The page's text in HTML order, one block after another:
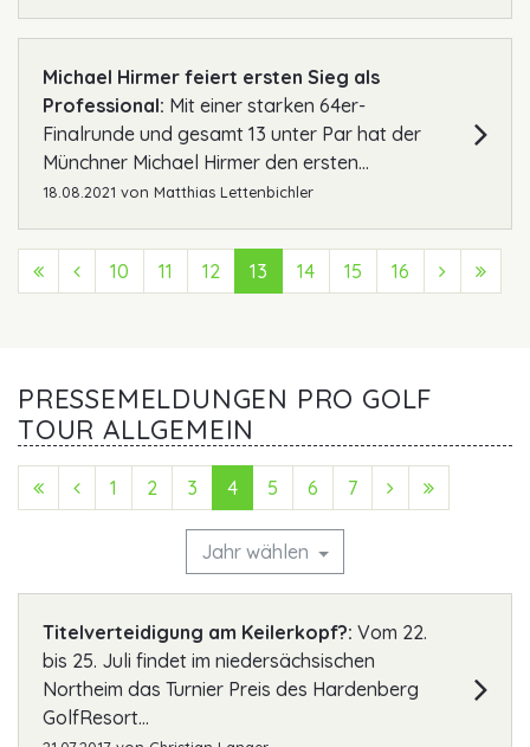
Michael Hirmer feiert ersten Sieg als
Professional: Mit einer starken 64er-
Finalrunde und gesamt 13 unter Par hat der
Münchner Michael Hirmer den ersten...
18.08.2021 von Matthias Lettenbichler
First (Anfang)
Previous (Zurück)
10 11 12 13 14 15 16 Next
PRESSEMELDUNGEN PRO GOLF
TOUR ALLGEMEIN
First (Anfang)
Previous (Zurück)
1 2 3 4 5 6 7 Next
Jahr wählen
Titelverteidigung am Keilerkopf?: Vom 22.
bis 25. Juli findet im niedersächsischen
Northeim das Turnier Preis des Hardenberg
GolfResort...